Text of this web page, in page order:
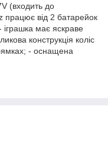
(входить до
працює від 2 батарейок
іграшка має яскраве
конструкція коліс
- оснащена